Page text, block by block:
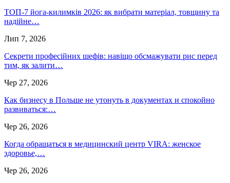
ТОП-7 йога-килимків 2026: як вибрати матеріал, товщину та
надійне…
Лип 7, 2026
Секрети професійних шефів: навіщо обсмажувати рис перед
тим, як залити…
Чер 27, 2026
Как бизнесу в Польше не утонуть в документах и спокойно
развиваться:…
Чер 26, 2026
Когда обращаться в медицинский центр VIRA: женское
здоровье,…
Чер 26, 2026